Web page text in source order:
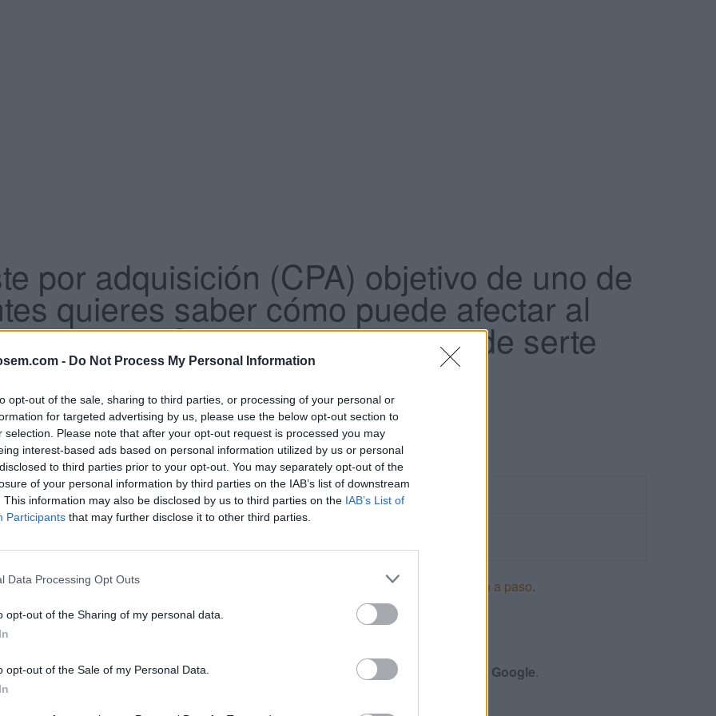
- Do Not Process My Personal Information
opt-out of the sale, sharing to third parties, or processing of your personal or
for targeted advertising by us, please use the below opt-out section to
selection. Please note that after your opt-out request is processed you may
interest-based ads based on personal information utilized by us or personal
to third parties prior to your opt-out. You may separately opt-out of the
of your personal information by third parties on the IAB’s list of downstream
This information may also be disclosed by us to third parties on the IAB’s List of
Participants that may further disclose it to other third parties.
Data Processing Opt Outs
opt-out of the Sharing of my personal data.
opt-out of the Sale of my Personal Data.
por adquisición (CPA) objetivo de uno de
quieres saber cómo puede afectar al
¿Qué herramienta puede serte
Ads, te será útil la Guía para crear una campaña de anuncios en Adwords paso a paso.
APRENDE A CREAR CAMPAÑAS DE MÁXIMO RENDIMIENTO EN GOOGLE ADS
de publicidad en búsquedasenSkillshop , el centro de exámenes y certificación de Google.